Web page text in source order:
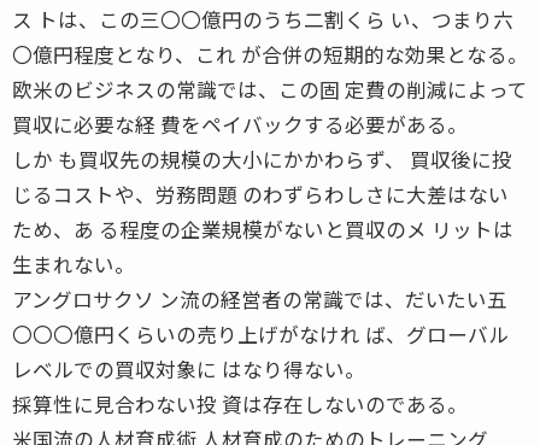
ス トは、この三〇〇億円のうち二割くら い、つまり六
〇億円程度となり、これ が合併の短期的な効果となる。
欧米のビジネスの常識では、この固 定費の削減によって
買収に必要な経 費をペイバックする必要がある。
しか も買収先の規模の大小にかかわらず、 買収後に投
じるコストや、労務問題 のわずらわしさに大差はない
ため、あ る程度の企業規模がないと買収のメ リットは
生まれない。
アングロサクソ ン流の経営者の常識では、だいたい五
〇〇〇億円くらいの売り上げがなけれ ば、グローバル
レベルでの買収対象に はなり得ない。
採算性に見合わない投 資は存在しないのである。
米国流の人材育成術 人材育成のためのトレーニング